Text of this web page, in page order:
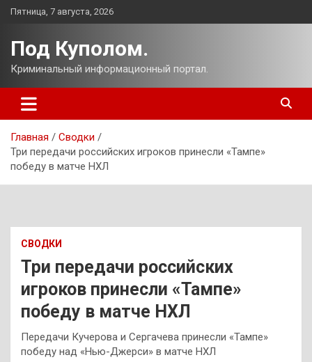
Перейти
Пятница, 7 августа, 2026
Под Куполом.
Криминальный информационный портал.
Главная
Сводки
Три передачи российских игроков принесли «Тампе»
победу в матче НХЛ
СВОДКИ
Три передачи российских
игроков принесли «Тампе»
победу в матче НХЛ
Передачи Кучерова и Сергачева принесли «Тампе»
победу над «Нью-Джерси» в матче НХЛ